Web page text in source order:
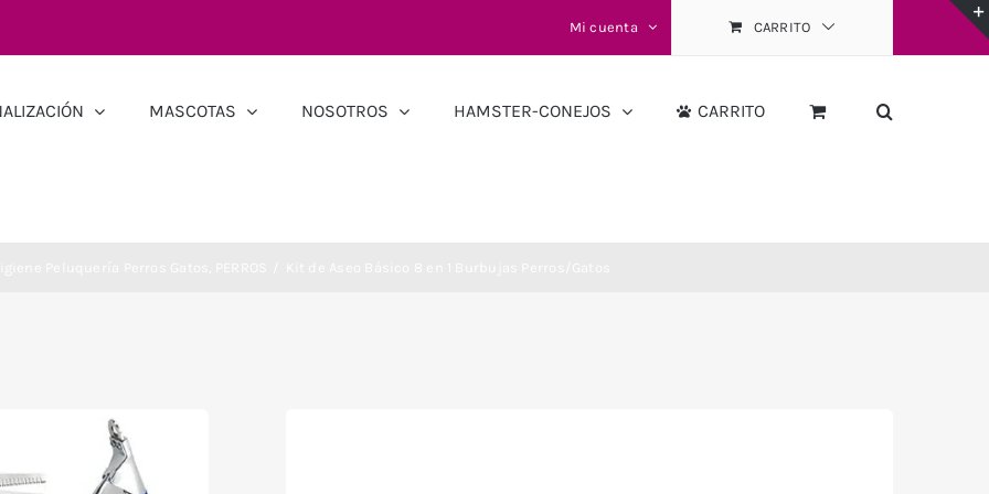
Mi cuenta CARRITO
MASCOTAS NOSOTROS HAMSTER-CONEJOS CARRITO